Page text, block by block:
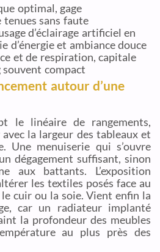
optimal, gage
tenues sans faute
d’éclairage artificiel en
d’énergie et ambiance douce
et de respiration, capitale
souvent compact
autour d’une
le linéaire de rangements,
la largeur des tableaux et
Une menuiserie qui s’ouvre
dégagement suffisant, sinon
aux battants. L’exposition
les textiles posés face au
cuir ou la soie. Vient enfin la
car un radiateur implanté
la profondeur des meubles
au plus près des